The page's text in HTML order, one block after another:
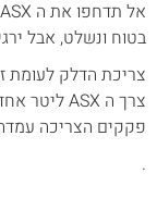
בטוח ונשלט, אבל
צריכת הדלק לעומת
פקקים הצריכה עמדה על 13 ק"מ
.